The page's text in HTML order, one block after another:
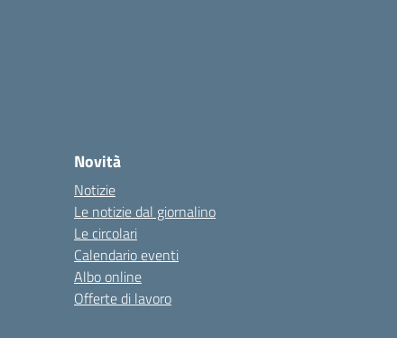
Novità
Notizie
Le notizie dal giornalino
Le circolari
Calendario eventi
Albo online
Offerte di lavoro